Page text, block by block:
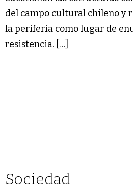
del campo cultural chileno y
la periferia como lugar de
resistencia. […]
Sociedad